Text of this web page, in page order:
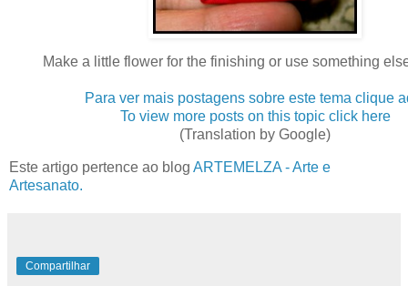
Make a little flower for the finishing or use something
Para ver mais postagens sobre este tema clique
To view more posts on this topic click here
(Translation by Google)
Este artigo pertence ao blog ARTEMELZA - Arte e
Artesanato.
Compartilhar